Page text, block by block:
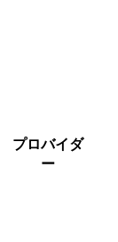
プロバイダ
ー